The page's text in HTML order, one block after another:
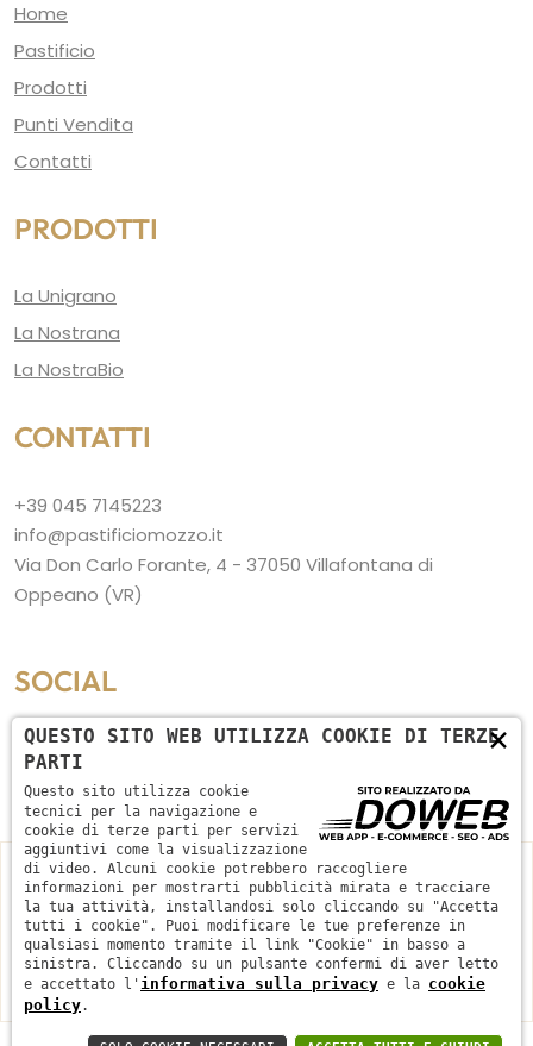
Home
Pastificio
Prodotti
Punti Vendita
Contatti
PRODOTTI
La Unigrano
La Nostrana
La NostraBio
CONTATTI
+39 045 7145223
info@pastificiomozzo.it
Via Don Carlo Forante, 4 - 37050 Villafontana di
Oppeano (VR)
SOCIAL
Pastificio Mozzo s.r.l. - P.IVA: 04564580233 - REA: VR431018 -
CAP.SOC.: 10000 €
Contributi da Pubbliche Amministrazioni
Cookie policy
Informativa sulla privacy
×
QUESTO SITO WEB UTILIZZA COOKIE DI TERZE
PARTI
Questo sito utilizza cookie
tecnici per la navigazione e
cookie di terze parti per servizi
aggiuntivi come la visualizzazione
di video. Alcuni cookie potrebbero raccogliere
informazioni per mostrarti pubblicità mirata e tracciare
la tua attività, installandosi solo cliccando su "Accetta
tutti i cookie". Puoi modificare le tue preferenze in
qualsiasi momento tramite il link "Cookie" in basso a
sinistra. Cliccando su un pulsante confermi di aver letto
e accettato l' informativa sulla privacy e la cookie
policy.